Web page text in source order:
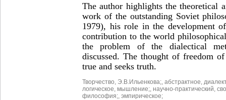
The author highlights the theoretical
work of the outstanding Soviet
1979), his role in the development
contribution to the world
the problem of the dialectical
discussed. The thought of freedom
true and seeks truth.
Творчество Э.В.Ильенкова; абстрактное
логическое мышление; научно-практический
философия; эмпирическое;